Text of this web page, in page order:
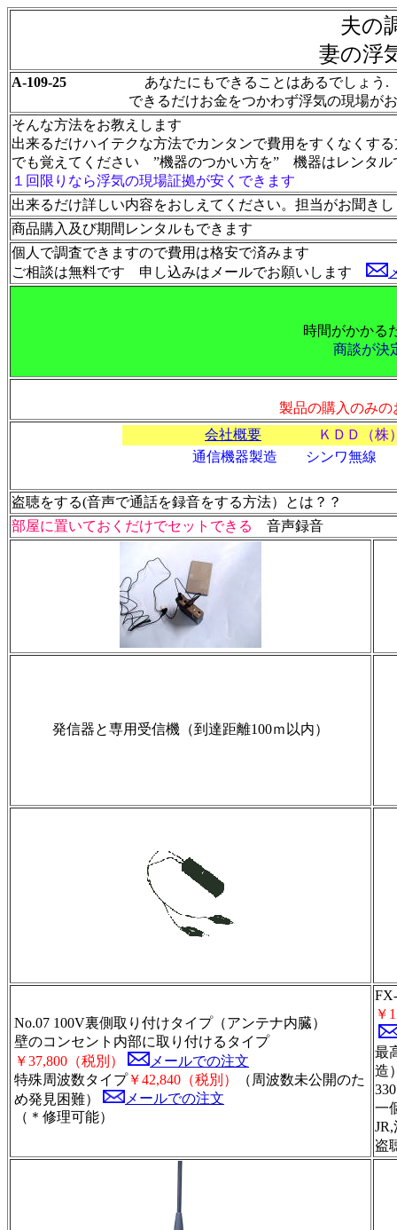
夫の
妻の浮
A-109-25 あなたにもできることはあるでしょう.
できるだけお金をつかわず浮気の現場がおさ
そんな方法をお教えします
出来るだけハイテクな方法でカンタンで費用をすくなくす
でも覚えてください ”機器のつかい方を” 機器はレンタル
１回限りなら浮気の現場証拠が安くできます
出来るだけ詳しい内容をおしえてください。担当がお聞き
商品購入及び期間レンタルもできます
個人で調査できますので費用は格安で済みます
ご相談は無料です 申し込みはメールでお願いします
時間がかかる
商談が決
製品の購入のみの
会社概要
ＫＤＤ（株
通信機器製造 シンワ無
盗聴をする(音声で通話を録音をする方法）とは？？
部屋に置いておくだけでセットできる
音声録音
発信器と専用受信機（到達距離100ｍ以内）
No.07 100V裏側取り付けタイプ（アンテナ内臓）
壁のコンセント内部に取り付けるタイプ
￥37,800（税別）
メールでの注文
特殊周波数タイプ￥42,840（税別）
（周波数未公開のた
め発見困難）
メールでの注文
（＊修理可能）
￥
最
造
一
盗